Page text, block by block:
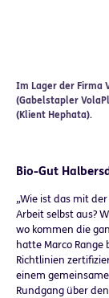
Im Lager der Firma
(Gabelstapler
(Klient Hephata).
Bio-Gut
„Wie ist das mit
Arbeit selbst aus?
wo kommen die
hatte Marco Range
Richtlinien
einem
Rundgang über